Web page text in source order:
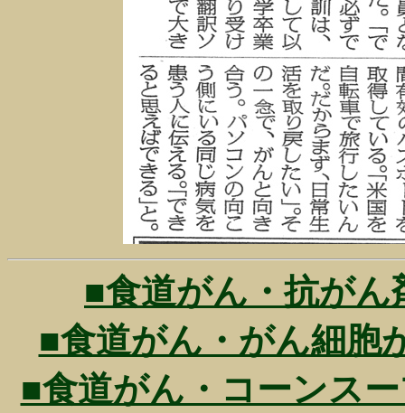
■食道がん・抗がん
■食道がん・がん細胞
■食道がん・コーンス